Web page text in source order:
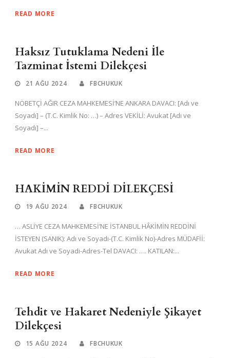
READ MORE
Haksız Tutuklama Nedeni İle
Tazminat İstemi Dilekçesi
21 AĞU 2024 FBCHUKUK
NÖBETÇİ AĞIR CEZA MAHKEMESİ’NE ANKARA DAVACI: [Adı ve
Soyadı] – (T.C. Kimlik No: …) – Adres VEKİLİ: Avukat [Adı ve
Soyadı] –...
READ MORE
HAKİMİN REDDİ DİLEKÇESİ
19 AĞU 2024 FBCHUKUK
… ASLİYE CEZA MAHKEMESİ’NE İSTANBUL HÂKİMİN REDDİNİ
İSTEYEN (SANIK): Adı ve Soyadı-(T.C. Kimlik No)-Adres MÜDAFİİ:
Avukat Adı ve Soyadı-Adres-Tel DAVACI: …. KATILAN:...
READ MORE
Tehdit ve Hakaret Nedeniyle Şikayet
Dilekçesi
15 AĞU 2024 FBCHUKUK